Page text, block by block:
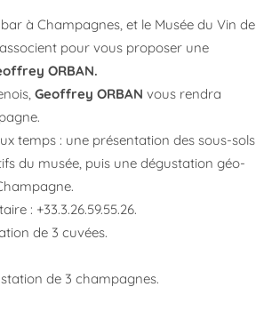
à Champagnes, et le Musée du Vin de
pour vous proposer une
ORBAN.
Geoffrey ORBAN vous rendra
temps : une présentation des sous-sols
du musée, puis une dégustation géo-
: +33.3.26.59.55.26.
de 3 cuvées.
de 3 champagnes.